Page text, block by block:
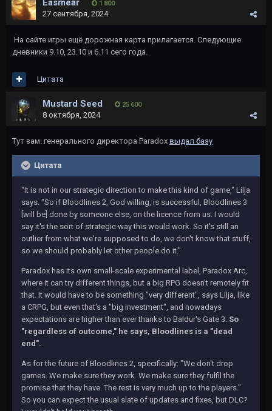
Easmear 1 800
27 сентября, 2024
На сайте игры ещё дорожная карта прилагается. Следующие
дневники 9.10, 23.10 и 6.11 сего года.
Цитата
Mustard Seed 25 600
8 октября, 2024
Тут зам. генерального директора Paradox выдал базу
Цитата
"It is not in our strategic direction to make this kind of game," Lilja
says. "So if Bloodlines 2, God willing, is successful, Bloodlines 3
[will be] done by someone else, on the licence from us. I would
say it's the sort of strategic way this would work. So it's still an
outlier from what we're supposed to do, we don't know that stuff,
so we should probably let other people do it."
Paradox has its own small-scale experimental label, Paradox Arc,
where it can try different things, but a big RPG doesn't remotely fit
that. It would have to be something "very different", says Lilja, like
a CRPG, but even that's a "big investment", and nowadays
expectations are higher than ever thanks to Baldur's Gate 3. So
"regardless of outcome," he says, Bloodlines is a "dead
end".
As for the future of Bloodlines 2, specifically: "We don't drop
games. We make sure they work. We make sure they fulfil the
promise that they have. The rest is very much up to the players."
So you can expect the usual slate of updates and fixes, but DLC?